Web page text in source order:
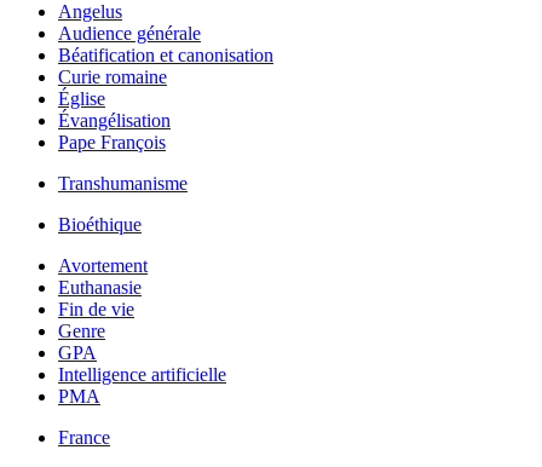
Angelus
Audience générale
Béatification et canonisation
Curie romaine
Église
Évangélisation
Pape François
Transhumanisme
Bioéthique
Avortement
Euthanasie
Fin de vie
Genre
GPA
Intelligence artificielle
PMA
France